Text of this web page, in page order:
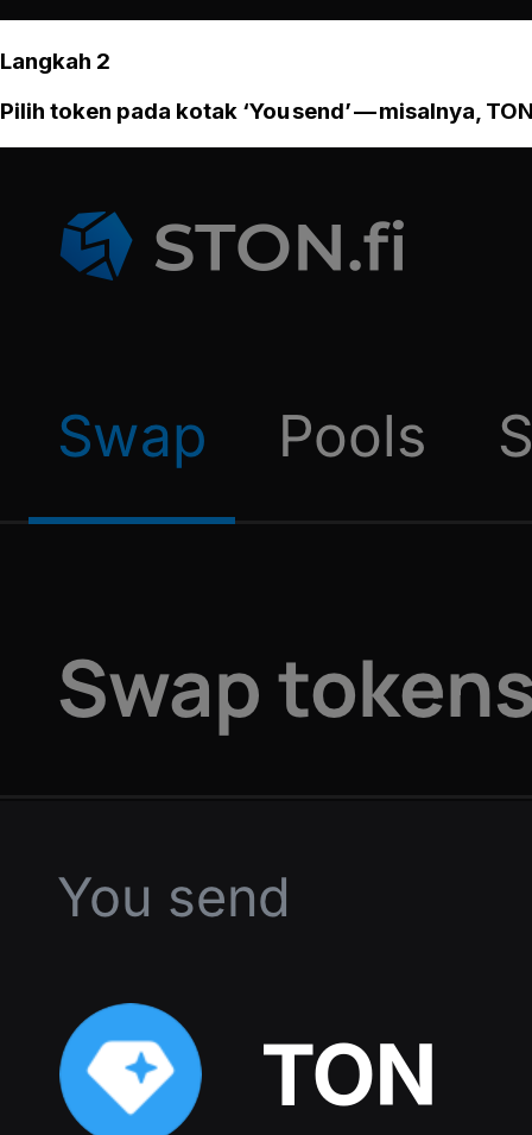
Langkah 2
Pilih token pada kotak ‘You send’ — misalnya,